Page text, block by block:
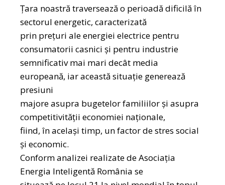
Țara noastră traversează o perioadă dificilă în
sectorul energetic, caracterizată
prin prețuri ale energiei electrice pentru
consumatorii casnici și pentru industrie
semnificativ mai mari decât media
europeană, iar această situație generează
presiuni
majore asupra bugetelor familiilor și asupra
competitivității economiei naționale,
fiind, în același timp, un factor de stres social
și economic.
Conform analizei realizate de Asociația
Energia Inteligentă România se